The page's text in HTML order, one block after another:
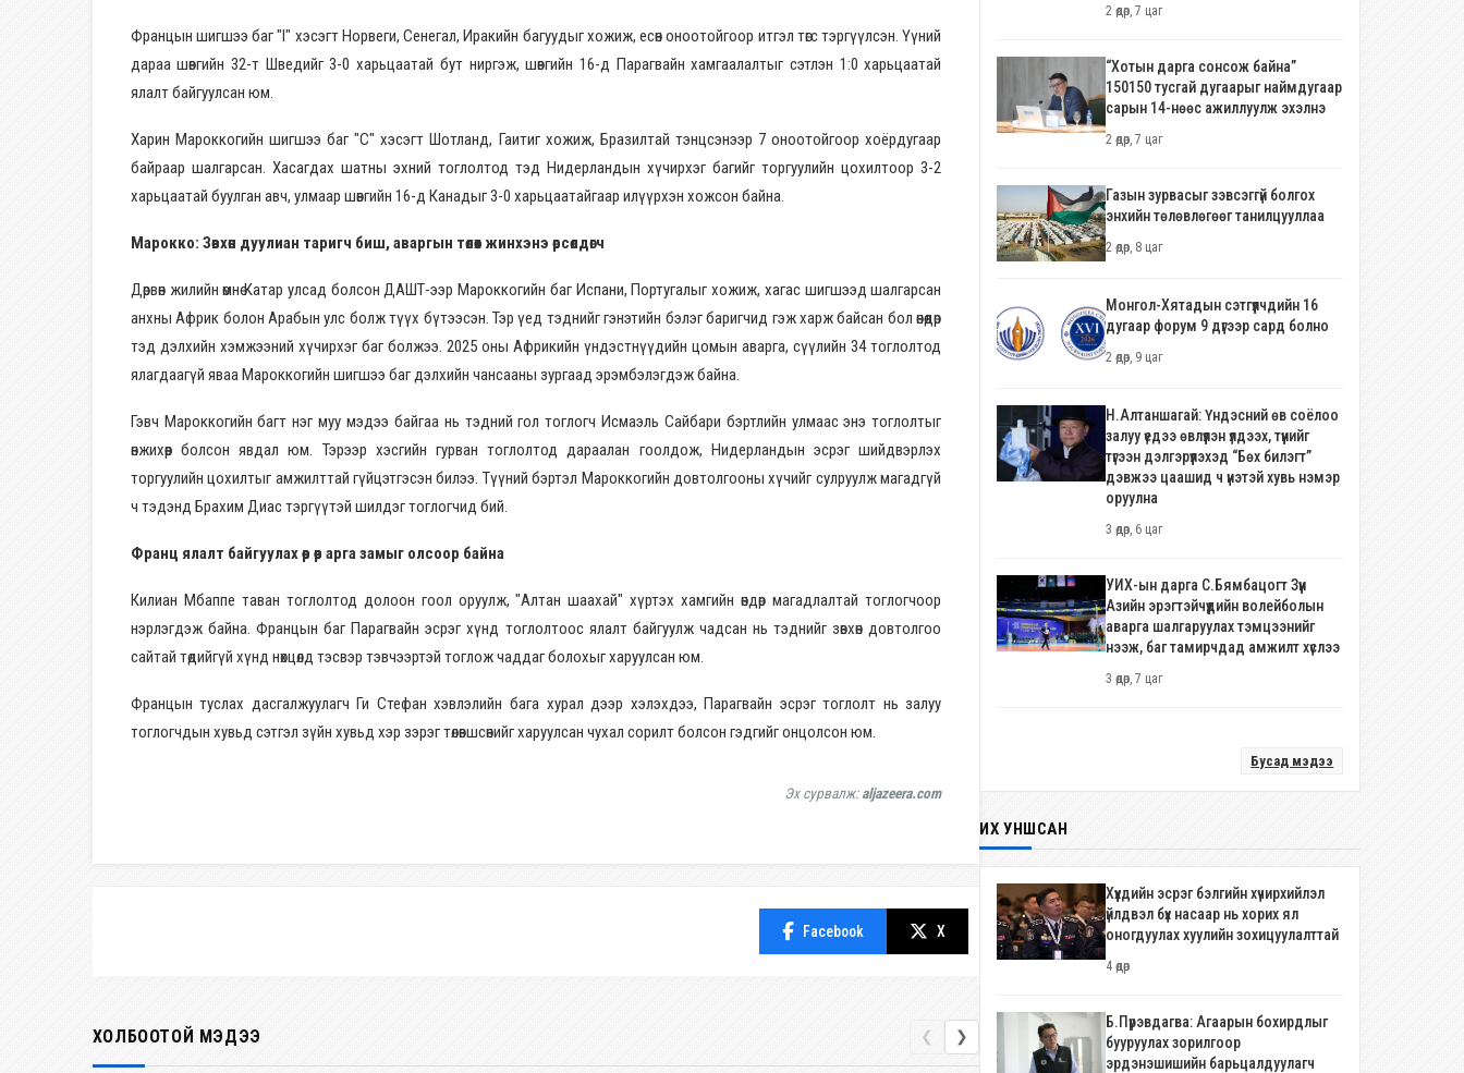
Францын шигшээ баг "I" хэсэгт Норвеги, Сенегал, Иракийн багуудыг хожиж, есөн оноотойгоор итгэл төгс тэргүүлсэн. Үүний
дараа шөвгийн 32-т Шведийг 3-0 харьцаатай бут ниргэж, шөвгийн 16-д Парагвайн хамгаалалтыг сэтлэн 1:0 харьцаатай
ялалт байгуулсан юм.
Харин Мароккогийн шигшээ баг "С" хэсэгт Шотланд, Гаитиг хожиж, Бразилтай тэнцсэнээр 7 оноотойгоор хоёрдугаар
байраар шалгарсан. Хасагдах шатны эхний тоглолтод тэд Нидерландын хүчирхэг багийг торгуулийн цохилтоор 3-2
харьцаатай буулган авч, улмаар шөвгийн 16-д Канадыг 3-0 харьцаатайгаар илүүрхэн хожсон байна.
Марокко: Зөвхөн дуулиан таригч биш, аваргын төлөөх жинхэнэ өрсөлдөгч
Дөрвөн жилийн өмнө Катар улсад болсон ДАШТ-ээр Мароккогийн баг Испани, Португалыг хожиж, хагас шигшээд шалгарсан
анхны Африк болон Арабын улс болж түүх бүтээсэн. Тэр үед тэднийг гэнэтийн бэлэг баригчид гэж харж байсан бол өнөөдөр
тэд дэлхийн хэмжээний хүчирхэг баг болжээ. 2025 оны Африкийн үндэстнүүдийн цомын аварга, сүүлийн 34 тоглолтод
ялагдаагүй яваа Мароккогийн шигшээ баг дэлхийн чансааны зургаад эрэмбэлэгдэж байна.
Гэвч Мароккогийн багт нэг муу мэдээ байгаа нь тэдний гол тоглогч Исмаэль Сайбари бэртлийн улмаас энэ тоглолтыг
өнжихөөр болсон явдал юм. Тэрээр хэсгийн гурван тоглолтод дараалан гоолдож, Нидерландын эсрэг шийдвэрлэх
торгуулийн цохилтыг амжилттай гүйцэтгэсэн билээ. Түүний бэртэл Мароккогийн довтолгооны хүчийг сулруулж магадгүй
ч тэдэнд Брахим Диас тэргүүтэй шилдэг тоглогчид бий.
Франц ялалт байгуулах өөр өөр арга замыг олсоор байна
Килиан Мбаппе таван тоглолтод долоон гоол оруулж, "Алтан шаахай" хүртэх хамгийн өндөр магадлалтай тоглогчоор
нэрлэгдэж байна. Францын баг Парагвайн эсрэг хүнд тоглолтоос ялалт байгуулж чадсан нь тэднийг зөвхөн довтолгоо
сайтай төдийгүй хүнд нөхцөлд тэсвэр тэвчээртэй тоглож чаддаг болохыг харуулсан юм.
Францын туслах дасгалжуулагч Ги Стефан хэвлэлийн бага хурал дээр хэлэхдээ, Парагвайн эсрэг тоглолт нь залуу
тоглогчдын хувьд сэтгэл зүйн хувьд хэр зэрэг төлөвшсөнийг харуулсан чухал сорилт болсон гэдгийг онцолсон юм.
Эх сурвалж:aljazeera.com
Facebook X
ХОЛБООТОЙ МЭДЭЭ ❮ ❯
2 өдөр, 7 цаг
“Хотын дарга сонсож байна”
150150 тусгай дугаарыг наймдугаар
сарын 14-нөөс ажиллуулж эхэлнэ
2 өдөр, 7 цаг
Газын зурвасыг зэвсэггүй болгох
энхийн төлөвлөгөөг танилцууллаа
2 өдөр, 8 цаг
Монгол-Хятадын сэтгүүлчдийн 16
дугаар форум 9 дүгээр сард болно
2 өдөр, 9 цаг
Н.Алтаншагай: Үндэсний өв соёлоо
залуу үедээ өвлүүлэн үлдээх, түүнийг
түгээн дэлгэрүүлэхэд “Бөх билэгт”
дэвжээ цаашид ч үнэтэй хувь нэмэр
оруулна
3 өдөр, 6 цаг
УИХ-ын дарга С.Бямбацогт Зүүн
Азийн эрэгтэйчүүдийн волейболын
аварга шалгаруулах тэмцээнийг
нээж, баг тамирчдад амжилт хүслээ
3 өдөр, 7 цаг
Бусад мэдээ
ИХ УНШСАН
Хүүхдийн эсрэг бэлгийн хүчирхийлэл
үйлдвэл бүх насаар нь хорих ял
оногдуулах хуулийн зохицуулалттай
4 өдөр
Б.Пүрэвдагва: Агаарын бохирдлыг
бууруулах зорилгоор
эрдэнэшишийн барьцалдуулагч